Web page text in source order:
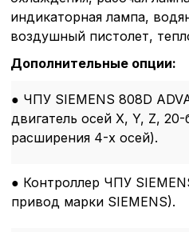
индикаторная лампа,
воздушный пистолет,
Дополнительные опции:
● ЧПУ SIEMENS 808D
двигатель осей X, Y, Z,
расширения 4-х осей).
● Контроллер ЧПУ
привод марки SIEMENS).